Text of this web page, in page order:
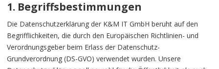
1. Begriffsbestimmungen
Die Datenschutzerklärung der K&M IT GmbH beruht auf den
Begrifflichkeiten, die durch den Europäischen Richtlinien- und
Verordnungsgeber beim Erlass der Datenschutz-
Grundverordnung (DS-GVO) verwendet wurden. Unsere